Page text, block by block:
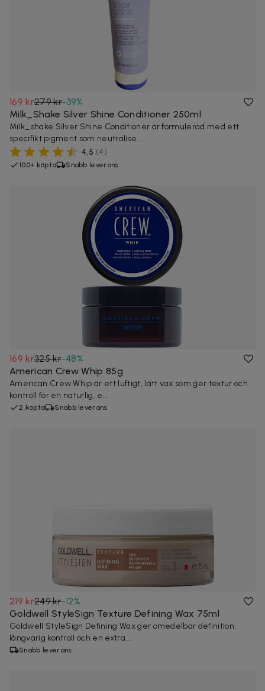
169 kr279 kr-39%
Milk_Shake Silver Shine Conditioner 250ml
Milk_shake Silver Shine Conditioner är formulerad med ett
specifikt pigment som neutralise...
4,5 (4)
100+ köpta Snabb leverans
169 kr325 kr-48%
American Crew Whip 85g
American Crew Whip är ett luftigt, lätt vax som ger textur och
kontroll för en naturlig, e...
2 köpta Snabb leverans
219 kr249 kr-12%
Goldwell StyleSign Texture Defining Wax 75ml
Goldwell StyleSign Defining Wax ger omedelbar definition,
långvarig kontroll och en extra ...
Snabb leverans